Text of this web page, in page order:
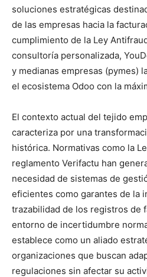
soluciones estratégicas
de las empresas hacia la
cumplimiento de la Ley
consultoría personalizada,
y medianas empresas (pymes)
el ecosistema Odoo con la
El contexto actual del tejido
caracteriza por una
histórica. Normativas como la
reglamento Verifactu han
necesidad de sistemas de
eficientes como garantes de la
trazabilidad de los registros de
entorno de incertidumbre
establece como un aliado
organizaciones que buscan
regulaciones sin afectar su